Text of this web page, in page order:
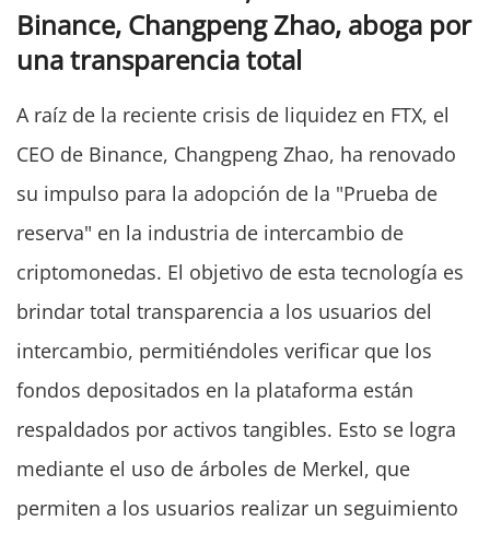
Binance, Changpeng Zhao, aboga por
una transparencia total
A raíz de la reciente crisis de liquidez en FTX, el
CEO de Binance, Changpeng Zhao, ha renovado
su impulso para la adopción de la "Prueba de
reserva" en la industria de intercambio de
criptomonedas. El objetivo de esta tecnología es
brindar total transparencia a los usuarios del
intercambio, permitiéndoles verificar que los
fondos depositados en la plataforma están
respaldados por activos tangibles. Esto se logra
mediante el uso de árboles de Merkel, que
permiten a los usuarios realizar un seguimiento